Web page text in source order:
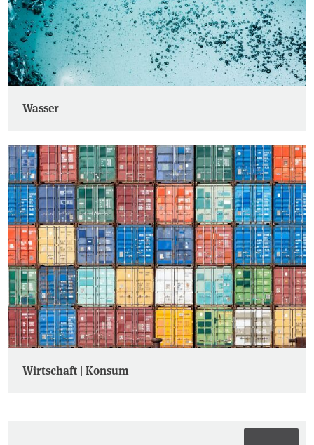
Wasser
Wirtschaft | Konsum